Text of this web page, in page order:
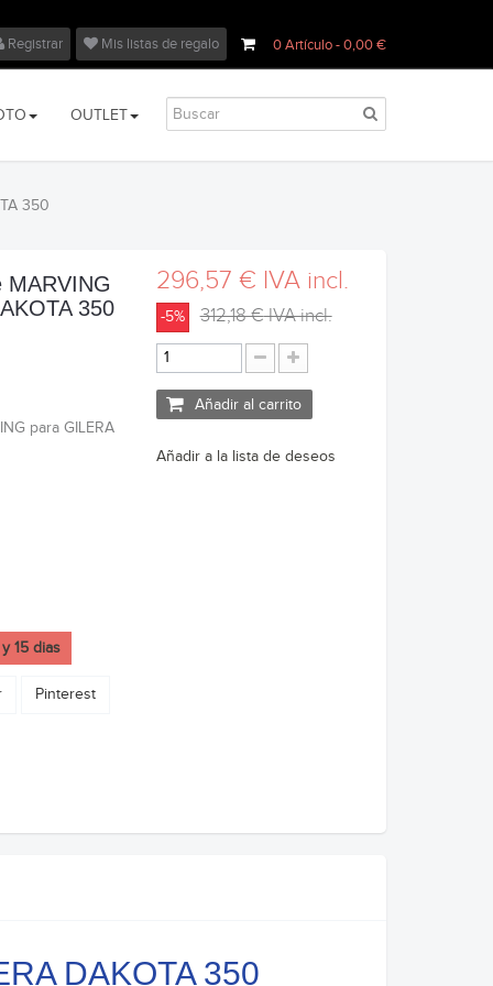
0Artículo- 0,00 €
Registrar Mis listas de regalo
OUTLET
350
MARVING
350
para GILERA
15 dias
Pinterest
296,57 € IVA incl.
-5% 312,18 €IVA incl.
Añadir al carrito
Añadir a la lista de deseos
DAKOTA 350